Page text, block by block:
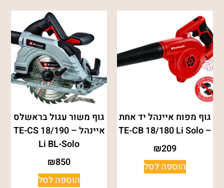
גוף מפוח איינהל יד אחת
– TE-CB 18/180 Li Solo
₪209
הוספה לסל
גוף משור עגול בראשלס
איינהל – TE-CS 18/190
Li BL-Solo
₪850
הוספה לסל